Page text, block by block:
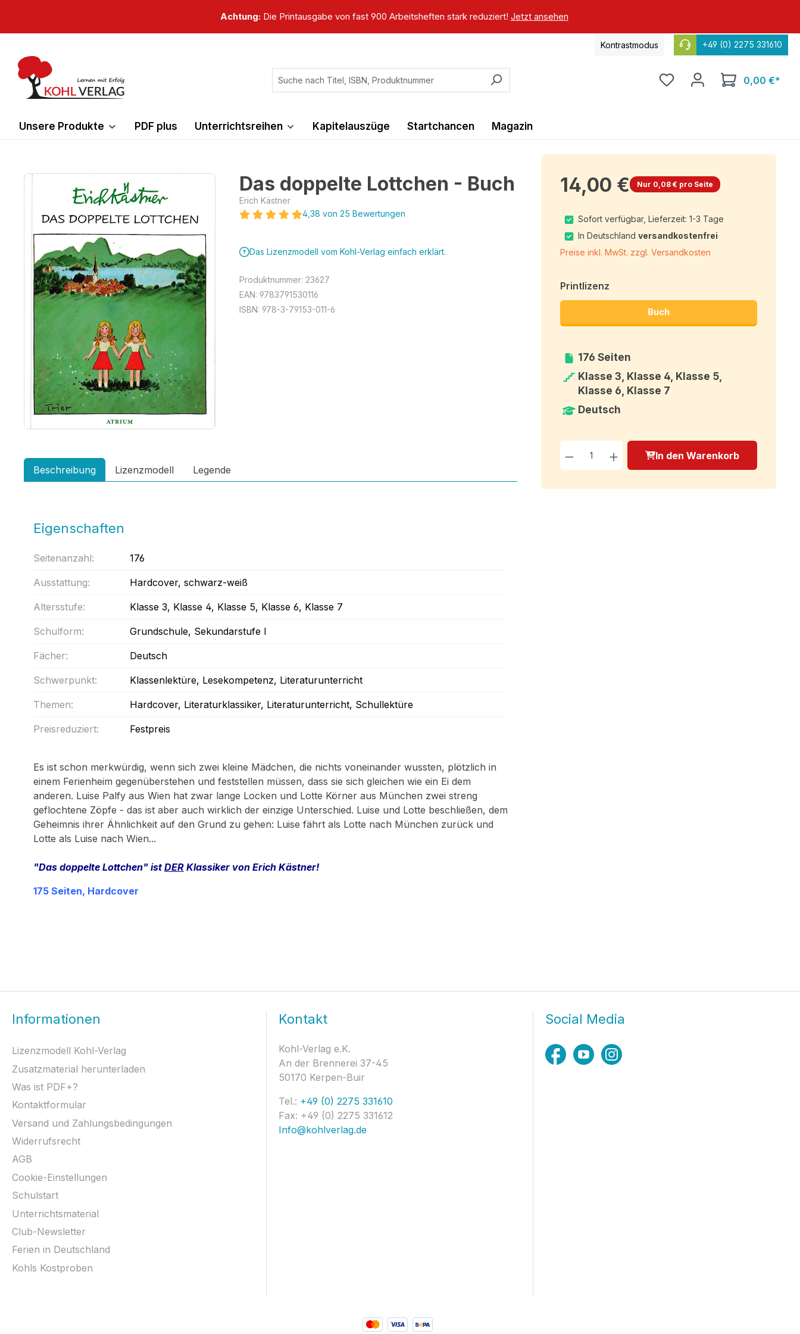
Achtung:Die Printausgabe von fast 900 Arbeitsheften stark reduziert! Jetzt ansehen
Kontrastmodus +49 (0) 2275 331610
0,00 €*
Unsere Produkte PDF plus Unterrichtsreihen Kapitelauszüge Startchancen Magazin
Das doppelte Lottchen - Buch
Erich Kästner
4,38 von 25 Bewertungen
Das Lizenzmodell vom Kohl-Verlag einfach erklärt.
Produktnummer: 23627
EAN: 9783791530116
ISBN: 978-3-79153-011-6
Beschreibung Lizenzmodell Legende
Eigenschaften
Seitenanzahl: 176
Ausstattung: Hardcover, schwarz-weiß
Altersstufe: Klasse 3, Klasse 4, Klasse 5, Klasse 6, Klasse 7
Schulform: Grundschule, Sekundarstufe I
Fächer: Deutsch
Schwerpunkt: Klassenlektüre, Lesekompetenz, Literaturunterricht
Themen: Hardcover, Literaturklassiker, Literaturunterricht, Schullektüre
Preisreduziert: Festpreis
Es ist schon merkwürdig, wenn sich zwei kleine Mädchen, die nichts voneinander wussten, plötzlich in
einem Ferienheim gegenüberstehen und feststellen müssen, dass sie sich gleichen wie ein Ei dem
anderen. Luise Palfy aus Wien hat zwar lange Locken und Lotte Körner aus München zwei streng
geflochtene Zöpfe - das ist aber auch wirklich der einzige Unterschied. Luise und Lotte beschließen, dem
Geheimnis ihrer Ähnlichkeit auf den Grund zu gehen: Luise fährt als Lotte nach München zurück und
Lotte als Luise nach Wien...
"Das doppelte Lottchen" ist DER Klassiker von Erich Kästner!
175 Seiten, Hardcover
14,00 € Nur 0,08 € pro Seite
Sofort verfügbar, Lieferzeit: 1-3 Tage
In Deutschland versandkostenfrei
Preise inkl. MwSt. zzgl. Versandkosten
Printlizenz
Buch
176 Seiten
Klasse 3, Klasse 4, Klasse 5,
Klasse 6, Klasse 7
Deutsch
Produkt Anzahl: Gib
In den Warenkorb
Informationen
Lizenzmodell Kohl-Verlag
Zusatzmaterial herunterladen
Was ist PDF+?
Kontaktformular
Versand und Zahlungsbedingungen
Widerrufsrecht
AGB
Cookie-Einstellungen
Schulstart
Unterrichtsmaterial
Club-Newsletter
Ferien in Deutschland
Kohls Kostproben
Kontakt
Kohl-Verlag e.K.
An der Brennerei 37-45
50170 Kerpen-Buir
Tel.: +49 (0) 2275 331610
Fax: +49 (0) 2275 331612
Info@kohlverlag.de
Social Media